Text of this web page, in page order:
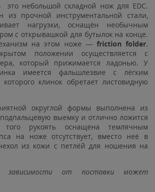
это небольшой складной нож для EDC.
из прочной инструментальной стали,
нагрузки, оснащён необычным
с открывашкой для бутылок на конце.
на этом ноже — friction folder.
положении осуществляется с
который прижимается ладонью. У
имеется фальшлезвие с лёгким
клинок обретает листовидную
округлой формы выполнена из
выемку и отлично ложится
рукоять оснащена темлячным
на ноже отсутствует, вместо неё в
из кожи с петлёй для ношения на
от поставки может